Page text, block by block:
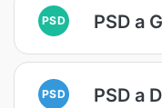
PSD PSD a
PSD PSD a